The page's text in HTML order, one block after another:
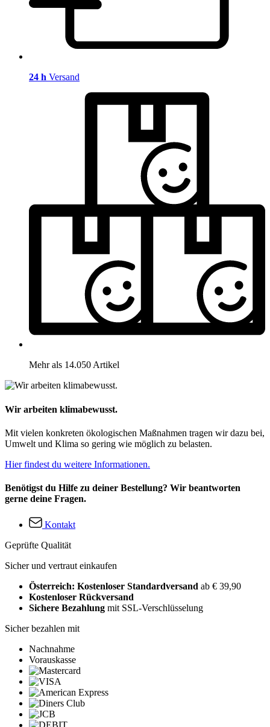
24 h Versand
Mehr als 14.050 Artikel
Wir arbeiten klimabewusst.
Mit vielen konkreten ökologischen Maßnahmen tragen wir dazu bei,
Umwelt und Klima so gering wie möglich zu belasten.
Hier findest du weitere Informationen.
Benötigst du Hilfe zu deiner Bestellung? Wir beantworten
gerne deine Fragen.
Kontakt
Geprüfte Qualität
Sicher und vertraut einkaufen
Österreich: Kostenloser Standardversand ab € 39,90
Kostenloser Rückversand
Sichere Bezahlung mit SSL-Verschlüsselung
Sicher bezahlen mit
Nachnahme
Vorauskasse